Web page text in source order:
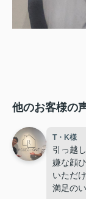
他のお客様の
T・K様
引っ越
嫌な顔
いただ
満足の